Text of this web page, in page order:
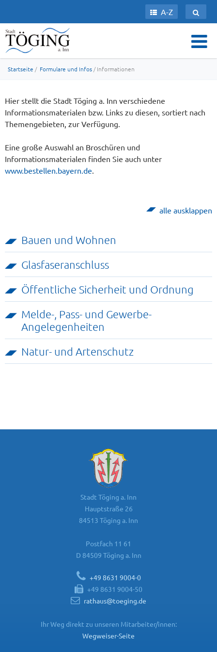
A-Z
Startseite / Formulare und Infos / Informationen
Hier stellt die Stadt Töging a. Inn verschiedene
Informationsmaterialen bzw. Links zu diesen, sortiert nach
Themengebieten, zur Verfügung.
Eine große Auswahl an Broschüren und
Informationsmaterialen finden Sie auch unter
www.bestellen.bayern.de.
alle ausklappen
Bauen und Wohnen
Glasfaseranschluss
Öffentliche Sicherheit und Ordnung
Melde-, Pass- und Gewerbe-
Angelegenheiten
Natur- und Artenschutz
Stadt Töging a. Inn
Hauptstraße 26
84513 Töging a. Inn
Postfach 11 61
D 84509 Töging a. Inn
+49 8631 9004-0
+49 8631 9004-50
rathaus@toeging.de
Ihr Weg direkt zu unseren Mitarbeiter/innen:
Wegweiser-Seite